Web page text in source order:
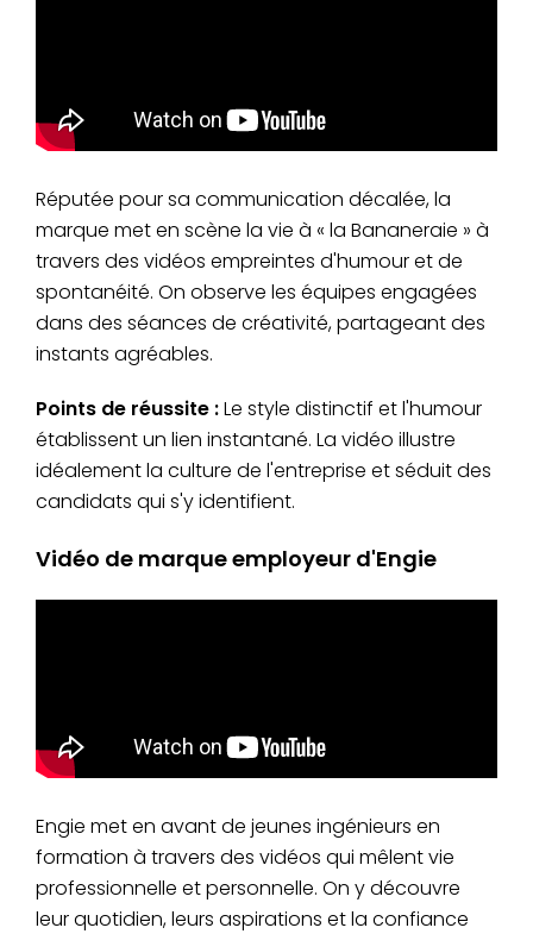
Réputée pour sa communication décalée, la
marque met en scène la vie à « la Bananeraie » à
travers des vidéos empreintes d'humour et de
spontanéité. On observe les équipes engagées
dans des séances de créativité, partageant des
instants agréables.
Points de réussite :Le style distinctif et l'humour
établissent un lien instantané. La vidéo illustre
idéalement la culture de l'entreprise et séduit des
candidats qui s'y identifient.
Vidéo de marque employeur d'Engie
Engie met en avant de jeunes ingénieurs en
formation à travers des vidéos qui mêlent vie
professionnelle et personnelle. On y découvre
leur quotidien, leurs aspirations et la confiance